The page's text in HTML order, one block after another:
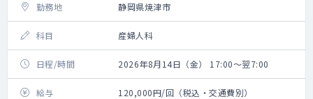
勤務地 静岡県焼津市
科目 産婦人科
日程/時間 2026年8月14日（金） 17:00～翌7:00
給与 120,000円/回（税込・交通費別）